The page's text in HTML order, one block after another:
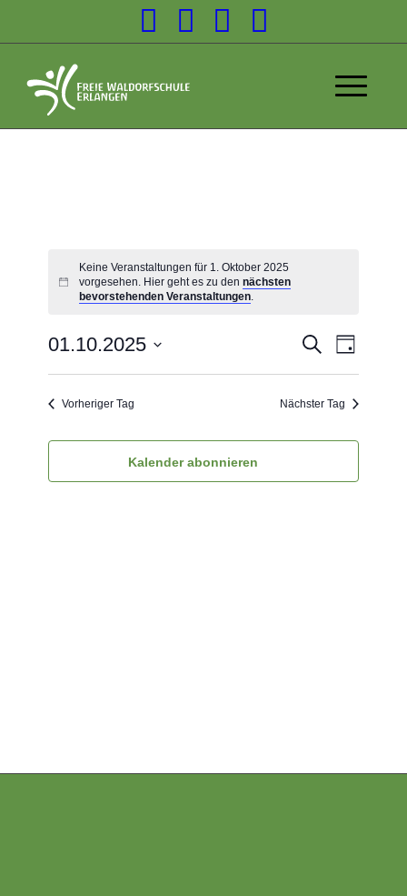
Keine Veranstaltungen für 1. Oktober 2025
vorgesehen. Hier geht es zu den nächsten
bevorstehenden Veranstaltungen.
Suche
und
Suche
Tag
01.10.2025
Vorheriger Tag Nächster Tag
Kalender abonnieren